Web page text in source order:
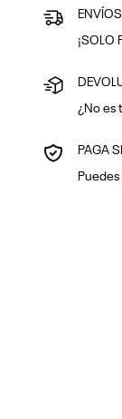
¡SOLO
¿No es
PAGA